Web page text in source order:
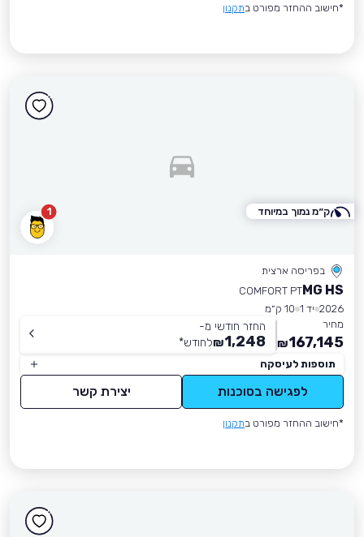
*חישוב ההחזר מפורט בתקנון
1
בפריסה ארצית
MG HS
COMFORT PT
2026 יד 1
10 ק״מ
מחיר
167,145
₪
החזר חודשי מ-
1,248
₪לחודש*
תוספות לעיסקה
לפגישה בסוכנות יצירת קשר
*חישוב ההחזר מפורט בתקנון
ק״מ נמוך במיוחד